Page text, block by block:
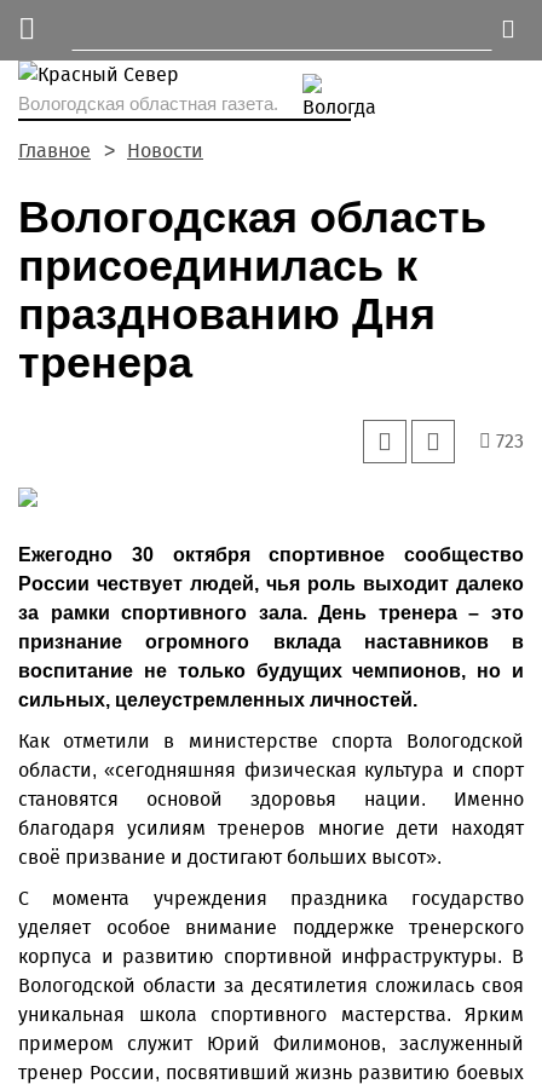
Вологодская областная газета.
Главное Новости
Вологодская область
присоединилась к
празднованию Дня
тренера
723
Ежегодно 30 октября спортивное сообщество
России чествует людей, чья роль выходит далеко
за рамки спортивного зала. День тренера – это
признание огромного вклада наставников в
воспитание не только будущих чемпионов, но и
сильных, целеустремленных личностей.
Как отметили в министерстве спорта Вологодской
области, «сегодняшняя физическая культура и спорт
становятся основой здоровья нации. Именно
благодаря усилиям тренеров многие дети находят
своё призвание и достигают больших высот».
С момента учреждения праздника государство
уделяет особое внимание поддержке тренерского
корпуса и развитию спортивной инфраструктуры. В
Вологодской области за десятилетия сложилась своя
уникальная школа спортивного мастерства. Ярким
примером служит Юрий Филимонов, заслуженный
тренер России, посвятивший жизнь развитию боевых